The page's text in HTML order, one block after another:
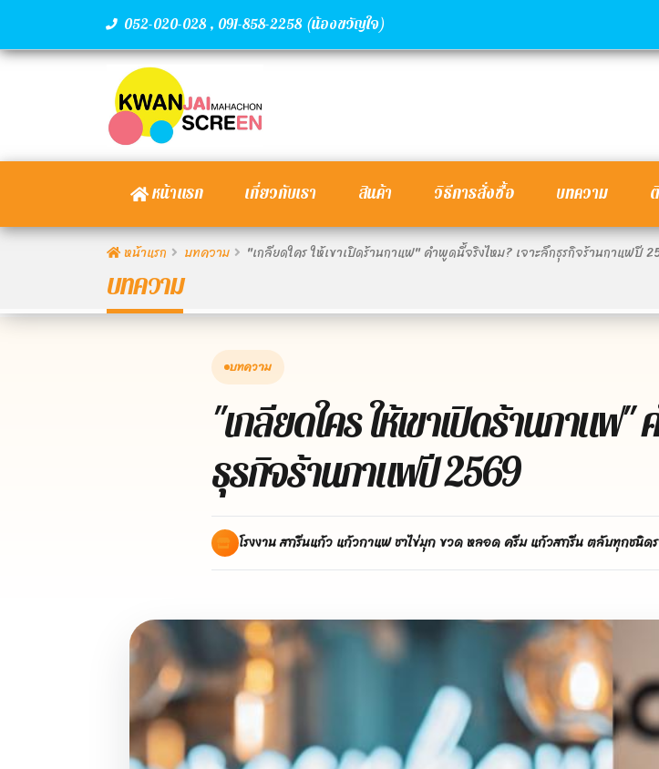
052-020-028 , 091-858-2258 (น้องขวัญใจ)
หน้าแรก เกี่ยวกับเรา สินค้า วิธีการสั่งซื้อ บทความ
หน้าแรก บทความ "เกลียดใคร ให้เขาเปิดร้านกาแฟ" คำพูดนี้จริงไหม? เจาะลึกธุรกิจร้านกาแฟปี
บทความ
บทความ
"เกลียดใคร ให้เขาเปิดร้านกาแฟ"
ธุรกิจร้านกาแฟปี 2569
โรงงาน สกรีนแก้ว แก้วกาแฟ ชาไข่มุก ขวด หลอด ครีม แก้วสกรีน ตลับทุกชนิด